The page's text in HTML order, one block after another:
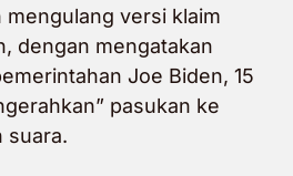
versi klaim
dengan mengatakan
Joe Biden, 15
pasukan ke
suara.